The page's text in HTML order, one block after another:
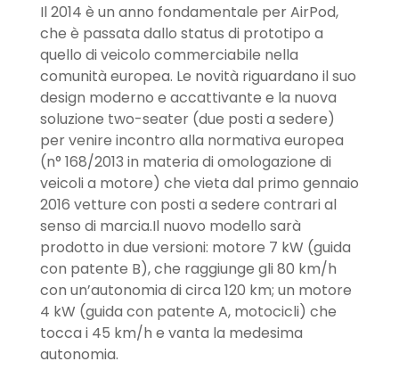
Il 2014 è un anno fondamentale per AirPod,
che è passata dallo status di prototipo a
quello di veicolo commerciabile nella
comunità europea. Le novità riguardano il suo
design moderno e accattivante e la nuova
soluzione two-seater (due posti a sedere)
per venire incontro alla normativa europea
(n° 168/2013 in materia di omologazione di
veicoli a motore) che vieta dal primo gennaio
2016 vetture con posti a sedere contrari al
senso di marcia.Il nuovo modello sarà
prodotto in due versioni: motore 7 kW (guida
con patente B), che raggiunge gli 80 km/h
con un’autonomia di circa 120 km; un motore
4 kW (guida con patente A, motocicli) che
tocca i 45 km/h e vanta la medesima
autonomia.